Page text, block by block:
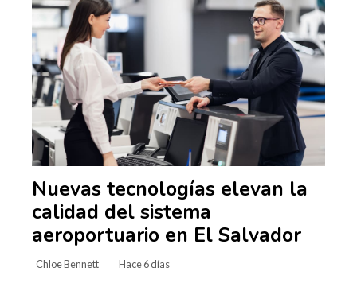
Nuevas tecnologías elevan la
calidad del sistema
aeroportuario en El Salvador
Chloe Bennett Hace 6 días